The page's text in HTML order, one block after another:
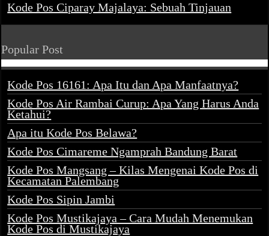
Kode Pos Ciparay Majalaya: Sebuah Tinjauan
Popular Post
Kode Pos 16161: Apa Itu dan Apa Manfaatnya?
Kode Pos Air Rambai Curup: Apa Yang Harus Anda
Ketahui?
Apa itu Kode Pos Belawa?
Kode Pos Cimareme Ngamprah Bandung Barat
Kode Pos Mangsang – Kilas Mengenai Kode Pos di
Kecamatan Palembang
Kode Pos Sipin Jambi
Kode Pos Mustikajaya – Cara Mudah Menemukan
Kode Pos di Mustikajaya